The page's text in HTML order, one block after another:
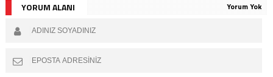
YORUM ALANI Yorum Yok